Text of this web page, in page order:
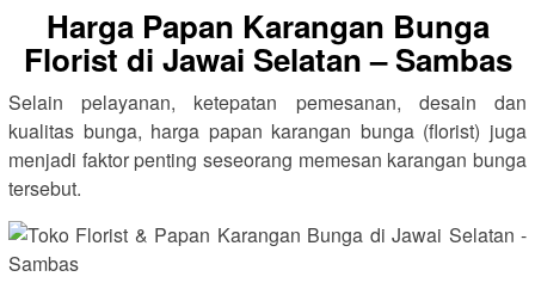
Harga Papan Karangan Bunga
Florist di Jawai Selatan – Sambas
Selain pelayanan, ketepatan pemesanan, desain dan
kualitas bunga, harga papan karangan bunga (florist) juga
menjadi faktor penting seseorang memesan karangan bunga
tersebut.